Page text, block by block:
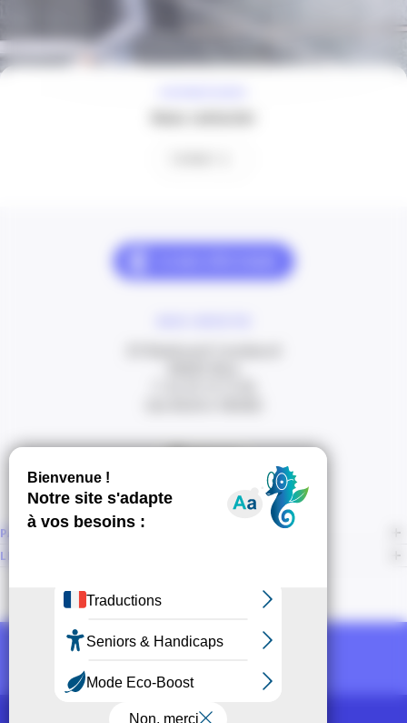
PAGES
LIENS CONNEXES
Recevoir la newsletter CCI